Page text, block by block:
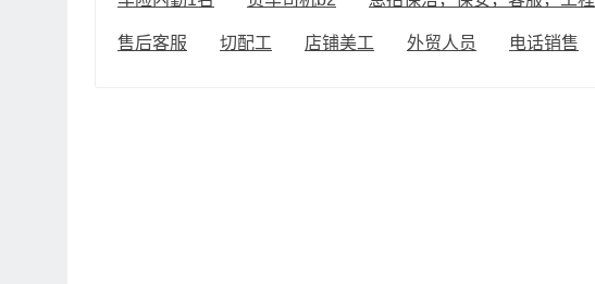
售后客服 切配工 店铺美工 外贸人员 电话销售